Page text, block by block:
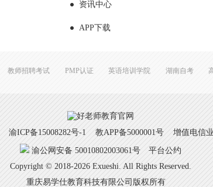
资讯中心
APP下载
教师招聘考试 PMP认证 英语培训学院 湖南自考
渝ICP备15008282号-1 教APP备5000001号 增值电信业
渝公网安备 50010802003061号
平台公约
Copyright © 2018-2026 Exueshi. All Rights Reserved.
重庆易学仕教育科技有限公司版权所有